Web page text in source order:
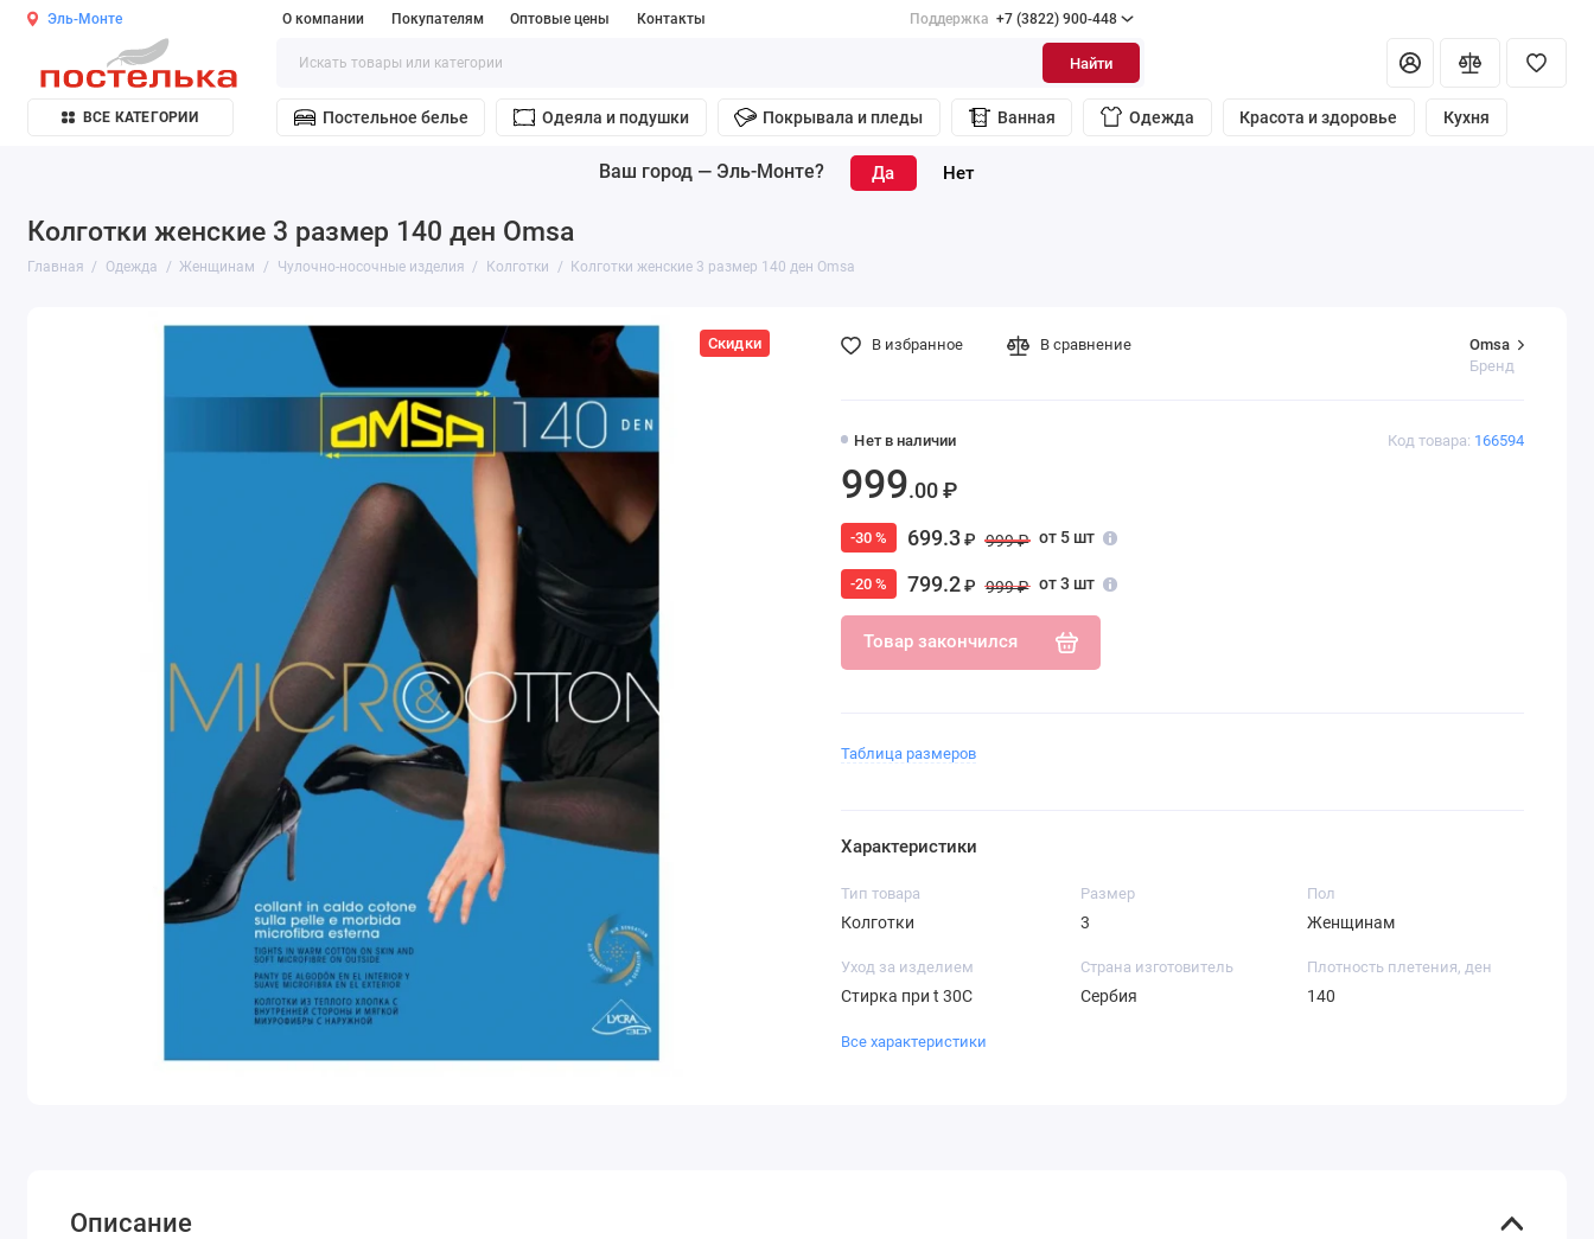
Эль-Монте О компании Покупателям Оптовые цены Контакты Поддержка +7 (3822) 900-448
Найти
ВСЕ КАТЕГОРИИ Постельное белье Одеяла и подушки Покрывала и пледы Ванная Одежда Красота и здоровье Кухня
Ваш город — Эль-Монте?
Колготки женские 3 размер 140 ден Omsa
Главная Одежда Женщинам Чулочно-носочные изделия Колготки Колготки женские 3 размер 140 ден Omsa
Скидки
Код товара: 166594
Omsa
Бренд
Нет в наличии
999.00 ₽
-30 % 699.3₽ 999 ₽ от 5 шт
-20 % 799.2₽ 999 ₽ от 3 шт
Товар закончился
В избранное В сравнение
Таблица размеров
Характеристики
Тип товара
Колготки
Размер
3
Пол
Женщинам
Уход за изделием
Стирка при t 30С
Страна изготовитель
Сербия
Плотность плетения, ден
140
Все характеристики
Описание